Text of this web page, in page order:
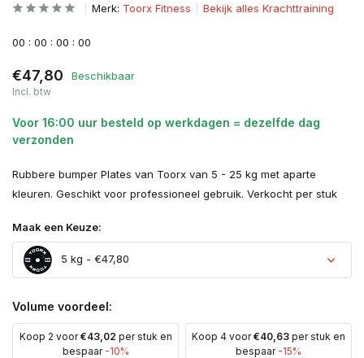
Merk: Toorx Fitness Bekijk alles Krachttraining
00 : 00 : 00 : 00
€47,80 Beschikbaar
Incl. btw
Voor 16:00 uur besteld op werkdagen = dezelfde dag
verzonden
Rubbere bumper Plates van Toorx van 5 - 25 kg met aparte
kleuren. Geschikt voor professioneel gebruik. Verkocht per stuk
Maak een Keuze:
5 kg - €47,80
Volume voordeel:
Koop 2 voor€43,02 per stuk en
bespaar -10%
Koop 4 voor€40,63 per stuk en
bespaar -15%